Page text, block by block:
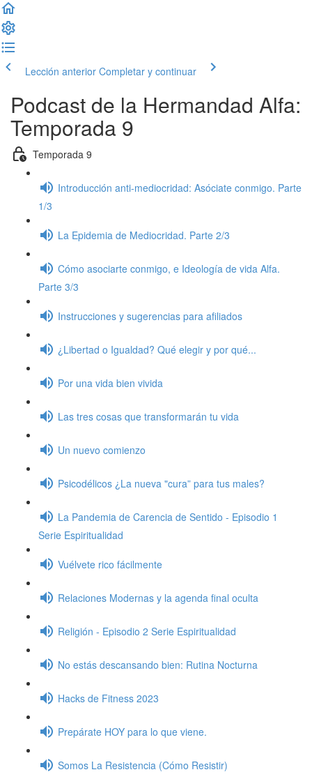
Lección anterior Completar y continuar
Podcast de la Hermandad Alfa:
Temporada 9
Temporada 9
Introducción anti-mediocridad: Asóciate conmigo. Parte
1/3
La Epidemia de Mediocridad. Parte 2/3
Cómo asociarte conmigo, e Ideología de vida Alfa.
Parte 3/3
Instrucciones y sugerencias para afiliados
¿Libertad o Igualdad? Qué elegir y por qué...
Por una vida bien vivida
Las tres cosas que transformarán tu vida
Un nuevo comienzo
Psicodélicos ¿La nueva "cura” para tus males?
La Pandemia de Carencia de Sentido - Episodio 1
Serie Espiritualidad
Vuélvete rico fácilmente
Relaciones Modernas y la agenda final oculta
Religión - Episodio 2 Serie Espiritualidad
No estás descansando bien: Rutina Nocturna
Hacks de Fitness 2023
Prepárate HOY para lo que viene.
Somos La Resistencia (Cómo Resistir)